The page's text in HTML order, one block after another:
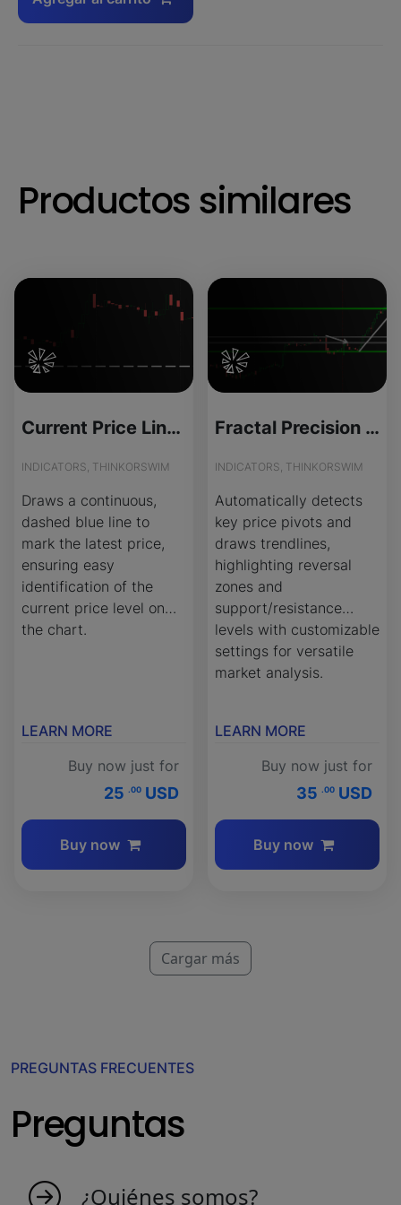
Productos similares
Current Price Line Indicator for ThinkOrSwim
INDICATORS, THINKORSWIM
Draws a continuous,
dashed blue line to
mark the latest price,
ensuring easy
identification of the
current price level on
the chart.
LEARN MORE
Buy now just for
25 .00 USD
Buy now
Fractal Precision Trendlines for ThinkOrSwim
INDICATORS, THINKORSWIM
Automatically detects
key price pivots and
draws trendlines,
highlighting reversal
zones and
support/resistance
levels with customizable
settings for versatile
market analysis.
LEARN MORE
Buy now just for
35 .00 USD
Buy now
Cargar más
PREGUNTAS FRECUENTES
Preguntas
¿Quiénes somos?